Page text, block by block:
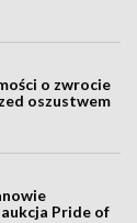
o zwrocie
oszustwem
Pride of